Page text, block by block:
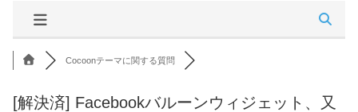
Cocoonテーマに関する質問
[解決済] Facebookバルーンウィジェット、又